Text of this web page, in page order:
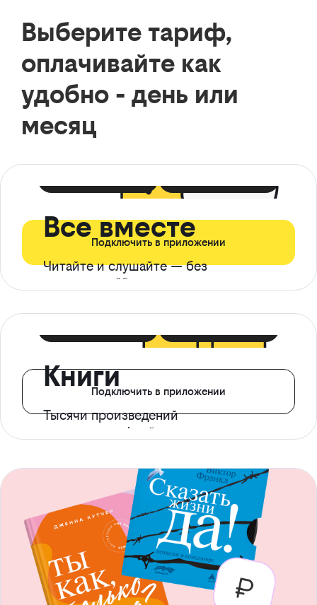
Выберите тариф,
оплачивайте как
удобно - день или
месяц
Все вместе
Читайте и слушайте — без
ограничений*
Подключить в приложении
Книги
Тысячи произведений
с доступом офлайн
Подключить в приложении